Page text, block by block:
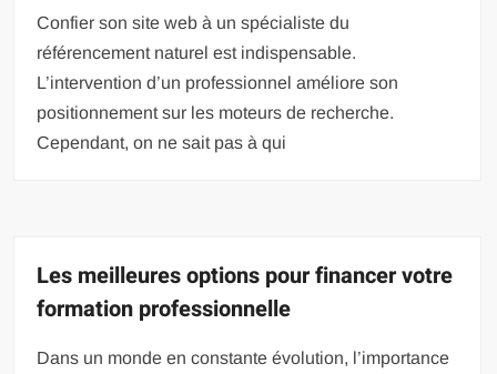
Confier son site web à un spécialiste du
référencement naturel est indispensable.
L’intervention d’un professionnel améliore son
positionnement sur les moteurs de recherche.
Cependant, on ne sait pas à qui
Les meilleures options pour financer votre
formation professionnelle
Dans un monde en constante évolution, l’importance